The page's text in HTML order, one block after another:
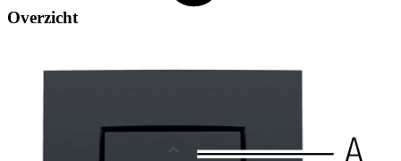
Overzicht